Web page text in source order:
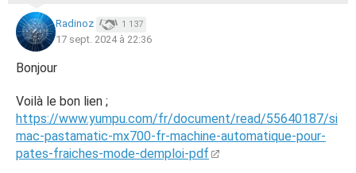
Radinoz 1 137
17 sept. 2024 à 22:36
Bonjour
Voilà le bon lien ;
https://www.yumpu.com/fr/document/read/55640187/si
mac-pastamatic-mx700-fr-machine-automatique-pour-
pates-fraiches-mode-demploi-pdf